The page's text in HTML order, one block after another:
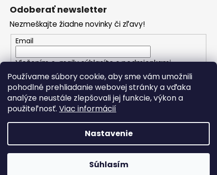
Používame súbory cookie, aby sme vám umožnili
pohodlné prehliadanie webovej stránky a vďaka
analýze neustále zlepšovali jej funkcie, výkon a
použiteľnosť. Viac informácií
Nastavenie
Súhlasím
e
Odoberať newsletter
Nezmeškajte žiadne novinky či zľavy!
Email
Vložením e-mailu súhlasíte spodmienkami
ochrany osobných údajov
PRIHLÁSIŤ SA
Copyright 2026Spomienkové predmety. Všetky práva
vyhradené.